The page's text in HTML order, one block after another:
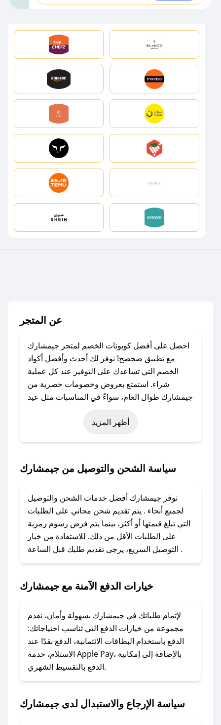
عن المتجر
احصل على أفضل كوبونات الخصم لمتجر جيمشارك
مع تطبيق صحصح! نوفر لك أحدث وأفضل أكواد
الخصم التي تساعدك على التوفير عند كل عملية
شراء. استمتع بعروض وخصومات حصرية من
جيمشارك طوال العام، سواءً في المناسبات مثل عيد
الفطر، عيد الأضحى، الجمعة البيضاء (شهر نوفمبر)،
رمضان، اليوم الوطني، يوم التأسيس، أو حتى عروض
باستخدام تطبيق صحصح، يمكنك العثور بسهولة على
تواصل معنا عبر تويتر أو البريد الإلكتروني لإضافته
بسرعة.
### كيفية استخدام كود خصم جيمشارك؟
1. انسخ كود الخصم من تطبيق صحصح.
2. الصقه في خانة الدفع عند التسوق من جيمشارك.
### ماذا أفعل إذا لم يعمل كود الخصم؟
الرسائل الخاصة على تويتر أو البريد الإلكتروني،
وسنقوم بحل المشكلة في أسرع وقت ممكن.
### ماذا أفعل إذا لم أجد كود خصم لمتجري
المفضل؟
في حال عدم توفر كوبونات لمتجرك المفضل، يمكنك
أسرع وقت ممكن.
أظهر المزيد
سياسة الشحن والتوصيل من جيمشارك
توفر جيمشارك أفضل خدمات الشحن والتوصيل
لجميع أنحاء . يتم تقديم شحن مجاني على الطلبات
التي تبلغ قيمتها أو أكثر، بينما يتم فرض رسوم رمزية
على الطلبات الأقل من ذلك. للاستفادة من خيار
التوصيل السريع، يرجى تقديم طلبك قبل الساعة .
خيارات الدفع الآمنة مع جيمشارك
لإتمام طلباتك في جيمشارك بسهولة وأمان، نقدم
مجموعة من خيارات الدفع التي تناسب احتياجاتك:
الدفع باستخدام البطاقات الائتمانية، الدفع نقدًا عند
الاستلام، خدمة Apple Pay، بالإضافة إلى إمكانية
الدفع بالتقسيط الشهري.
سياسة الإرجاع والاستبدال لدى جيمشارك